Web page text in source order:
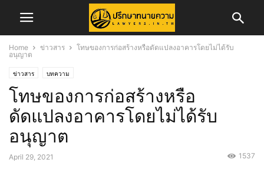
Home ข่าวสาร
โทษของการก่อสร้างหรือดัดแปลงอาคารโดยไม่ได้รับ
อนุญาต
ข่าวสาร บทความ
โทษของการก่อสร้างหรือ
ดัดแปลงอาคารโดยไม่ได้รับ
อนุญาต
April 29, 2021 1537